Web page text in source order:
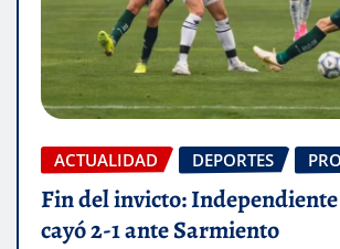
ACTUALIDAD DEPORTES
Fin del invicto:
cayó 2-1 ante Sarmiento